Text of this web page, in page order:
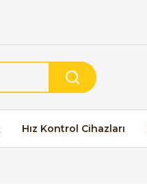
Hız Kontrol Cihazları